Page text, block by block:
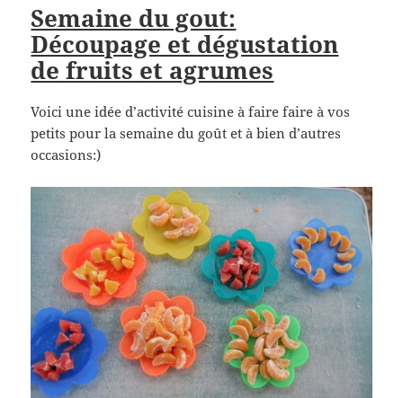
Semaine du gout:
Découpage et dégustation
de fruits et agrumes
Voici une idée d’activité cuisine à faire faire à vos
petits pour la semaine du goût et à bien d’autres
occasions:)